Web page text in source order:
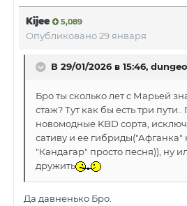
Kijee 5,089
Опубликовано29 января
В 29/01/2026 в 15:46,
Бро ты сколько лет с Марьей
стаж? Тут как бы есть три
новомодные KBD сорта,
сативу и ее гибриды("Афганка"
"Кандагар" просто песня)), ну
дружить
Да давненько Бро.